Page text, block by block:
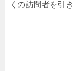
くの訪問者を引